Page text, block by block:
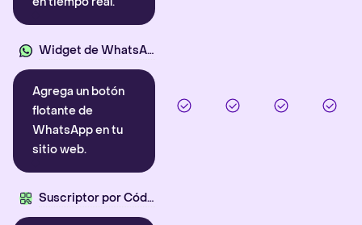
Widget de WhatsApp
Agrega un botón
flotante de
WhatsApp en tu
sitio web.
Suscriptor por Código QR